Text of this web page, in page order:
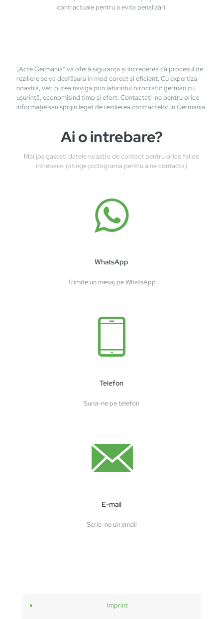
contractuale pentru a evita penalizări.
„Acte Germania” vă oferă siguranța și încrederea că procesul de
reziliere se va desfășura în mod corect și eficient. Cu expertiza
noastră, veți putea naviga prin labirintul birocratic german cu
ușurință, economisind timp și efort. Contactați-ne pentru orice
informație sau sprijin legat de rezilierea contractelor în Germania.
Ai o intrebare?
Mai jos gasesti datele noastre de contact pentru orice fel de
intrebare. (atinge pictograma pentru a ne contacta)
WhatsApp
Trimite un mesaj pe WhatsApp
Telefon
Suna-ne pe telefon
E-mail
Scrie-ne un email
Imprint